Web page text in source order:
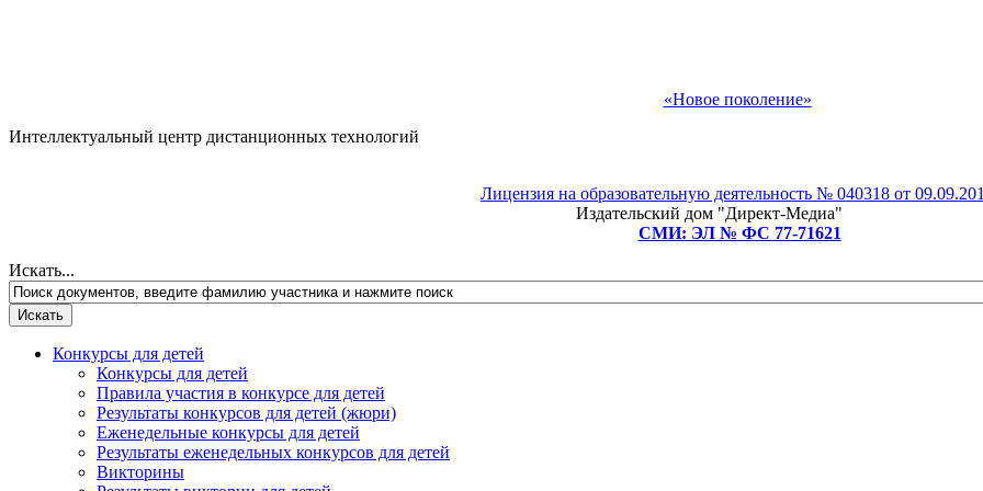
«Новое поколение»
Интеллектуальный центр дистанционных технологий
Лицензия на образовательную деятельность № 040318 от
Издательский дом "Директ-Медиа"
СМИ: ЭЛ № ФС 77-71621
Искать...
Конкурсы для детей
Конкурсы для детей
Правила участия в конкурсе для детей
Результаты конкурсов для детей (жюри)
Еженедельные конкурсы для детей
Результаты еженедельных конкурсов для детей
Викторины